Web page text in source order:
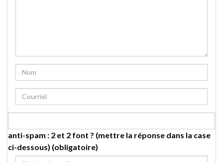
anti-spam : 2 et 2 font ? (mettre la réponse dans la case
ci-dessous) (obligatoire)